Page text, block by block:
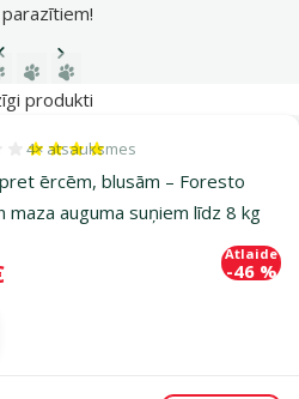
Iepriekšējā lapa
Nākamā lapa
produkti
ērcēm, blusām – Foresto
maza auguma suņiem līdz 8 kg
80%, reitingu skaits: 4
4× atsauksmes
Atlaide
-46 %